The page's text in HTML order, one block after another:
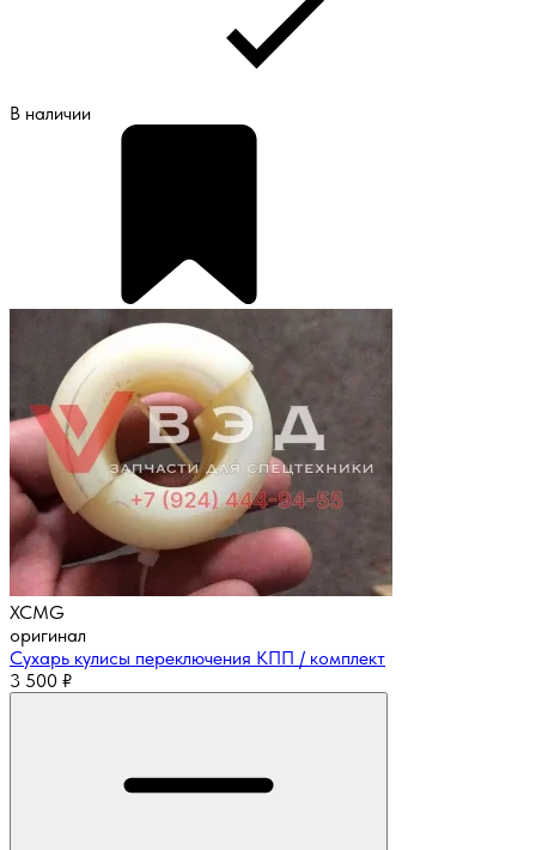
В наличии
XCMG
оригинал
Сухарь кулисы переключения КПП / комплект
3 500 ₽